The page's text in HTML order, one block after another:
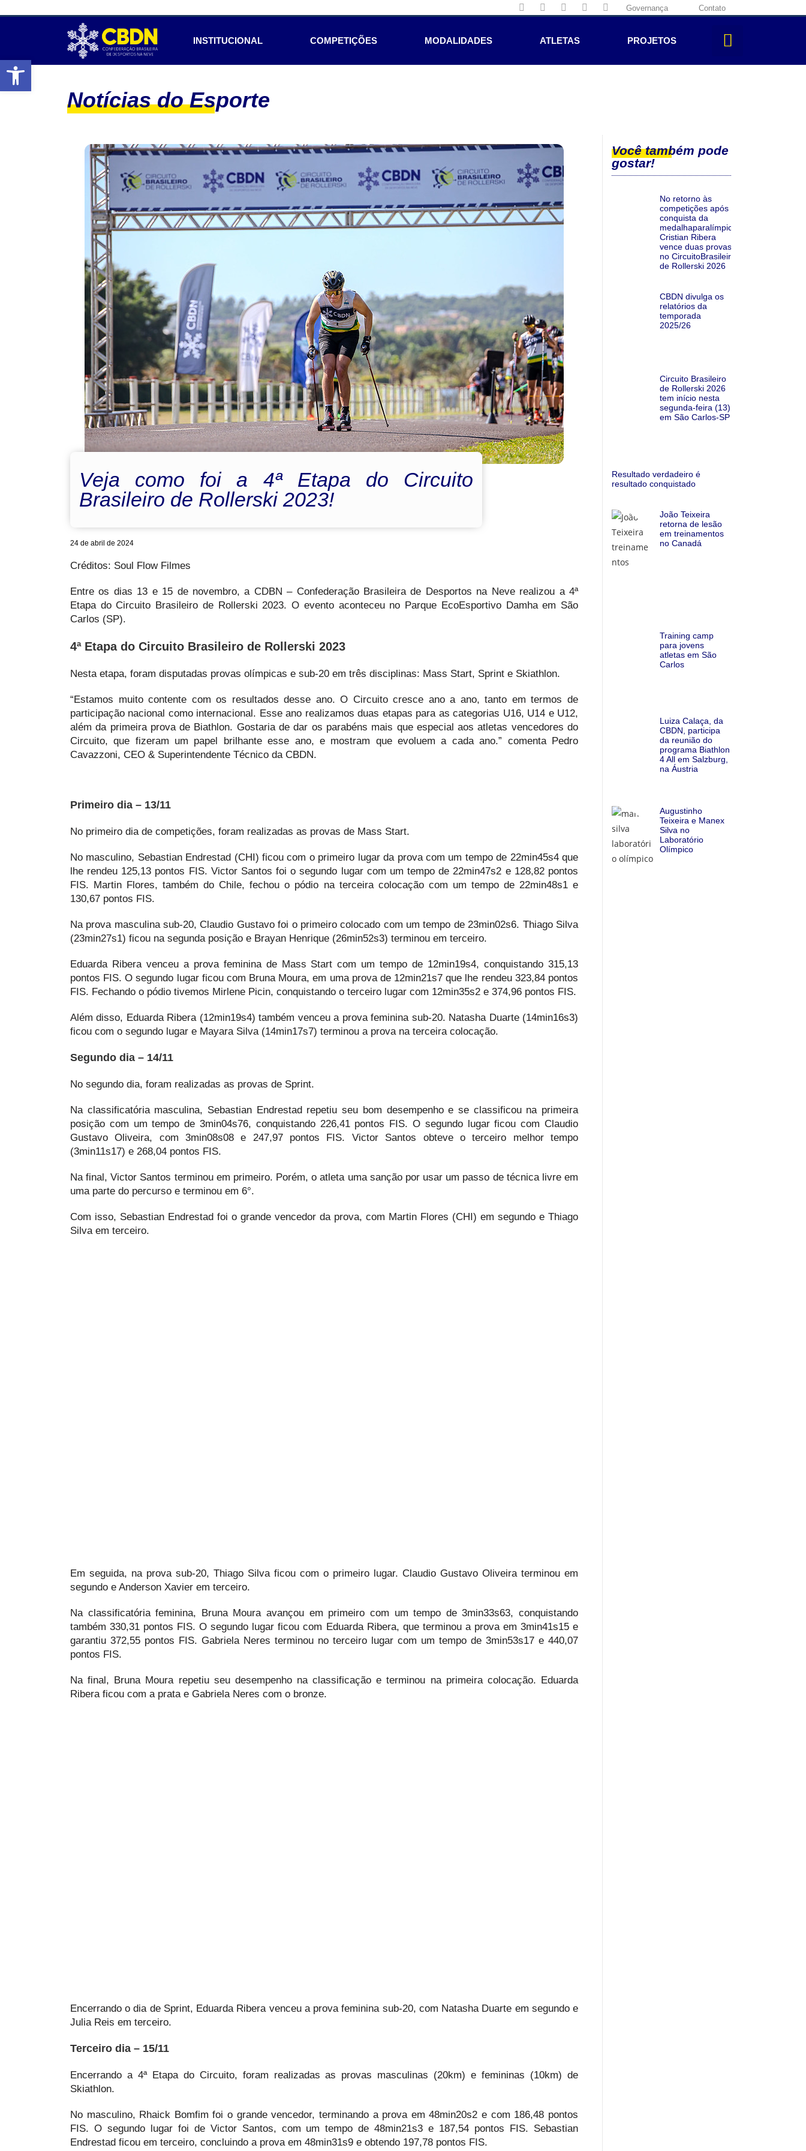
Governança Contato
INSTITUCIONAL COMPETIÇÕES MODALIDADES ATLETAS PROJETOS
Notícias do Esporte
Veja como foi a 4ª Etapa do Circuito
Brasileiro de Rollerski 2023!
24 de abril de 2024
Créditos: Soul Flow Filmes
Entre os dias 13 e 15 de novembro, a CDBN – Confederação Brasileira de Desportos na Neve realizou a 4ª
Etapa do Circuito Brasileiro de Rollerski 2023. O evento aconteceu no Parque EcoEsportivo Damha em São
Carlos (SP).
4ª Etapa do Circuito Brasileiro de Rollerski 2023
Nesta etapa, foram disputadas provas olímpicas e sub-20 em três disciplinas: Mass Start, Sprint e Skiathlon.
“Estamos muito contente com os resultados desse ano. O Circuito cresce ano a ano, tanto em termos de
participação nacional como internacional. Esse ano realizamos duas etapas para as categorias U16, U14 e U12,
além da primeira prova de Biathlon. Gostaria de dar os parabéns mais que especial aos atletas vencedores do
Circuito, que fizeram um papel brilhante esse ano, e mostram que evoluem a cada ano.” comenta Pedro
Cavazzoni, CEO & Superintendente Técnico da CBDN.
Primeiro dia – 13/11
No primeiro dia de competições, foram realizadas as provas de Mass Start.
No masculino, Sebastian Endrestad (CHI) ficou com o primeiro lugar da prova com um tempo de 22min45s4 que
lhe rendeu 125,13 pontos FIS. Victor Santos foi o segundo lugar com um tempo de 22min47s2 e 128,82 pontos
FIS. Martin Flores, também do Chile, fechou o pódio na terceira colocação com um tempo de 22min48s1 e
130,67 pontos FIS.
Na prova masculina sub-20, Claudio Gustavo foi o primeiro colocado com um tempo de 23min02s6. Thiago Silva
(23min27s1) ficou na segunda posição e Brayan Henrique (26min52s3) terminou em terceiro.
Eduarda Ribera venceu a prova feminina de Mass Start com um tempo de 12min19s4, conquistando 315,13
pontos FIS. O segundo lugar ficou com Bruna Moura, em uma prova de 12min21s7 que lhe rendeu 323,84 pontos
FIS. Fechando o pódio tivemos Mirlene Picin, conquistando o terceiro lugar com 12min35s2 e 374,96 pontos FIS.
Além disso, Eduarda Ribera (12min19s4) também venceu a prova feminina sub-20. Natasha Duarte (14min16s3)
ficou com o segundo lugar e Mayara Silva (14min17s7) terminou a prova na terceira colocação.
Segundo dia – 14/11
No segundo dia, foram realizadas as provas de Sprint.
Na classificatória masculina, Sebastian Endrestad repetiu seu bom desempenho e se classificou na primeira
posição com um tempo de 3min04s76, conquistando 226,41 pontos FIS. O segundo lugar ficou com Claudio
Gustavo Oliveira, com 3min08s08 e 247,97 pontos FIS. Victor Santos obteve o terceiro melhor tempo
(3min11s17) e 268,04 pontos FIS.
Na final, Victor Santos terminou em primeiro. Porém, o atleta uma sanção por usar um passo de técnica livre em
uma parte do percurso e terminou em 6°.
Com isso, Sebastian Endrestad foi o grande vencedor da prova, com Martin Flores (CHI) em segundo e Thiago
Silva em terceiro.
Em seguida, na prova sub-20, Thiago Silva ficou com o primeiro lugar. Claudio Gustavo Oliveira terminou em
segundo e Anderson Xavier em terceiro.
Na classificatória feminina, Bruna Moura avançou em primeiro com um tempo de 3min33s63, conquistando
também 330,31 pontos FIS. O segundo lugar ficou com Eduarda Ribera, que terminou a prova em 3min41s15 e
garantiu 372,55 pontos FIS. Gabriela Neres terminou no terceiro lugar com um tempo de 3min53s17 e 440,07
pontos FIS.
Na final, Bruna Moura repetiu seu desempenho na classificação e terminou na primeira colocação. Eduarda
Ribera ficou com a prata e Gabriela Neres com o bronze.
Encerrando o dia de Sprint, Eduarda Ribera venceu a prova feminina sub-20, com Natasha Duarte em segundo e
Julia Reis em terceiro.
Terceiro dia – 15/11
Encerrando a 4ª Etapa do Circuito, foram realizadas as provas masculinas (20km) e femininas (10km) de
Skiathlon.
No masculino, Rhaick Bomfim foi o grande vencedor, terminando a prova em 48min20s2 e com 186,48 pontos
FIS. O segundo lugar foi de Victor Santos, com um tempo de 48min21s3 e 187,54 pontos FIS. Sebastian
Endrestad ficou em terceiro, concluindo a prova em 48min31s9 e obtendo 197,78 pontos FIS.
Você também pode
gostar!
No retorno às
competições após a
conquista da
medalhaparalímpica,
Cristian Ribera
vence duas provas
no CircuitoBrasileiro
de Rollerski 2026
CBDN divulga os
relatórios da
temporada
2025/26
Circuito Brasileiro
de Rollerski 2026
tem início nesta
segunda-feira (13)
em São Carlos-SP
Resultado verdadeiro é
resultado conquistado
João Teixeira
retorna de lesão
em treinamentos
no Canadá
Training camp
para jovens
atletas em São
Carlos
Luiza Calaça, da
CBDN, participa
da reunião do
programa Biathlon
4 All em Salzburg,
na Áustria
Augustinho
Teixeira e Manex
Silva no
Laboratório
Olímpico
Abrir a barra de ferramentas